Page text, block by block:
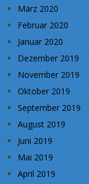
März 2020
Februar 2020
Januar 2020
Dezember 2019
November 2019
Oktober 2019
September 2019
August 2019
Juni 2019
Mai 2019
April 2019